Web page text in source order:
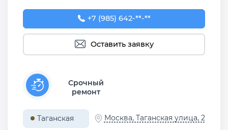
+7 (985) 642-33-58
+7 (985) 642-**-**
Оставить заявку
Срочный
ремонт
Таганская
Москва, Таганская улица, 2